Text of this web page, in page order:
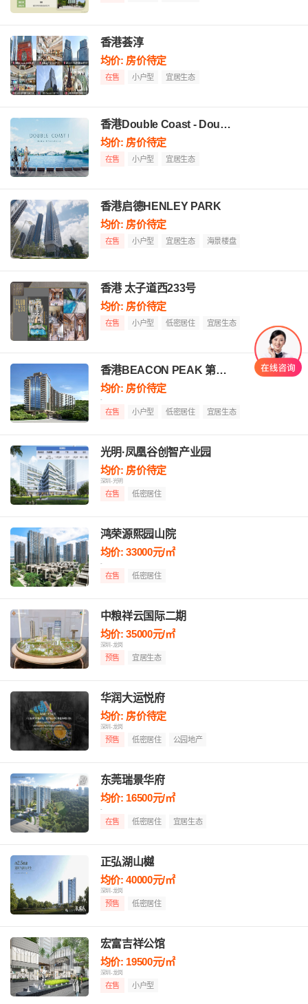
香港荟淳
均价: 房价待定
在售 小户型 宜居生态
香港Double Coast - Double Coast
均价: 房价待定
在售 小户型 宜居生态
香港启德HENLEY PARK
均价: 房价待定
在售 小户型 宜居生态 海景楼盘
香港 太子道西233号
均价: 房价待定
在售 小户型 低密居住 宜居生态
香港BEACON PEAK 第一期
均价: 房价待定
-
在售 小户型 低密居住 宜居生态
光明·凤凰谷创智产业园
均价: 房价待定
深圳-光明
在售 低密居住
鸿荣源熙园山院
均价: 33000元/㎡
-
在售 低密居住
中粮祥云国际二期
均价: 35000元/㎡
深圳-龙岗
预售 宜居生态
华润大运悦府
均价: 房价待定
深圳-龙岗
预售 低密居住 公园地产
东莞瑞景华府
均价: 16500元/㎡
-
在售 低密居住 宜居生态
正弘湖山樾
均价: 40000元/㎡
深圳-龙岗
预售 低密居住
宏富吉祥公馆
均价: 19500元/㎡
深圳-龙岗
在售 小户型